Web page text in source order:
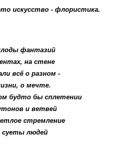
искусство - флористика.
фантазий
на стене
о разном -
о мечте.
бы сплетении
и ветвей
стремление
людей